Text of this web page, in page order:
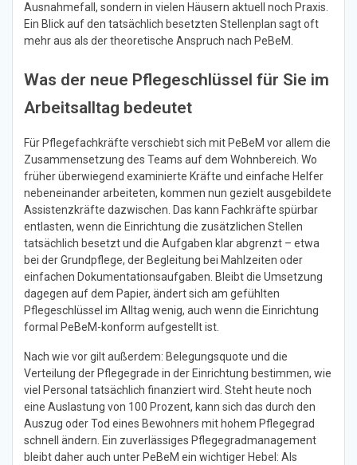
Ausnahmefall, sondern in vielen Häusern aktuell noch Praxis.
Ein Blick auf den tatsächlich besetzten Stellenplan sagt oft
mehr aus als der theoretische Anspruch nach PeBeM.
Was der neue Pflegeschlüssel für Sie im
Arbeitsalltag bedeutet
Für Pflegefachkräfte verschiebt sich mit PeBeM vor allem die
Zusammensetzung des Teams auf dem Wohnbereich. Wo
früher überwiegend examinierte Kräfte und einfache Helfer
nebeneinander arbeiteten, kommen nun gezielt ausgebildete
Assistenzkräfte dazwischen. Das kann Fachkräfte spürbar
entlasten, wenn die Einrichtung die zusätzlichen Stellen
tatsächlich besetzt und die Aufgaben klar abgrenzt – etwa
bei der Grundpflege, der Begleitung bei Mahlzeiten oder
einfachen Dokumentationsaufgaben. Bleibt die Umsetzung
dagegen auf dem Papier, ändert sich am gefühlten
Pflegeschlüssel im Alltag wenig, auch wenn die Einrichtung
formal PeBeM-konform aufgestellt ist.
Nach wie vor gilt außerdem: Belegungsquote und die
Verteilung der Pflegegrade in der Einrichtung bestimmen, wie
viel Personal tatsächlich finanziert wird. Steht heute noch
eine Auslastung von 100 Prozent, kann sich das durch den
Auszug oder Tod eines Bewohners mit hohem Pflegegrad
schnell ändern. Ein zuverlässiges Pflegegradmanagement
bleibt daher auch unter PeBeM ein wichtiger Hebel: Als